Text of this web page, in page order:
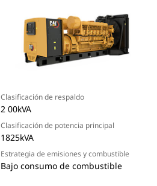
Clasificación de respaldo
2 00kVA
Clasificación de potencia principal
1825kVA
Estrategia de emisiones y combustible
Bajo consumo de combustible